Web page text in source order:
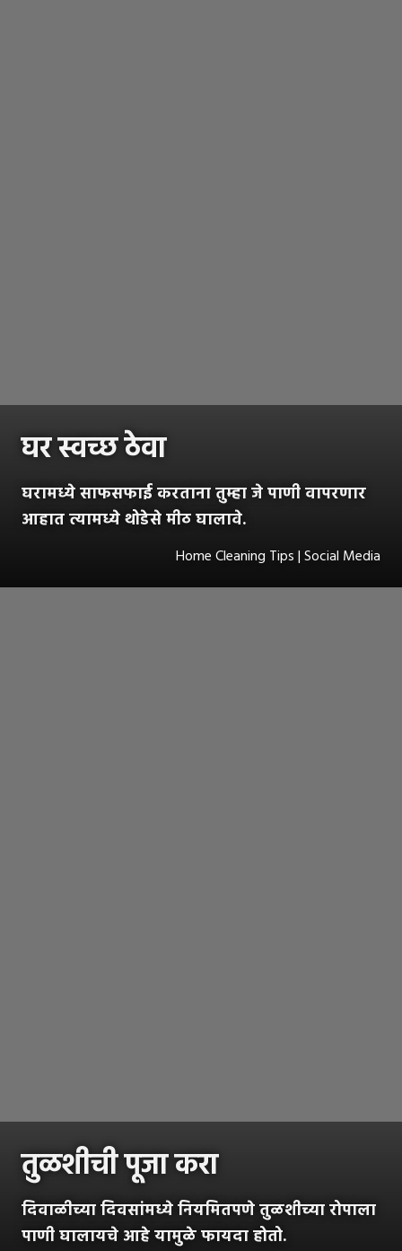
घर स्वच्छ ठेवा
घरामध्ये साफसफाई करताना तुम्हा जे पाणी वापरणार
आहात त्यामध्ये थोडेसे मीठ घालावे.
Home Cleaning Tips | Social Media
तुळशीची पूजा करा
दिवाळीच्या दिवसांमध्ये नियमितपणे तुळशीच्या रोपाला
पाणी घालायचे आहे यामुळे फायदा होतो.